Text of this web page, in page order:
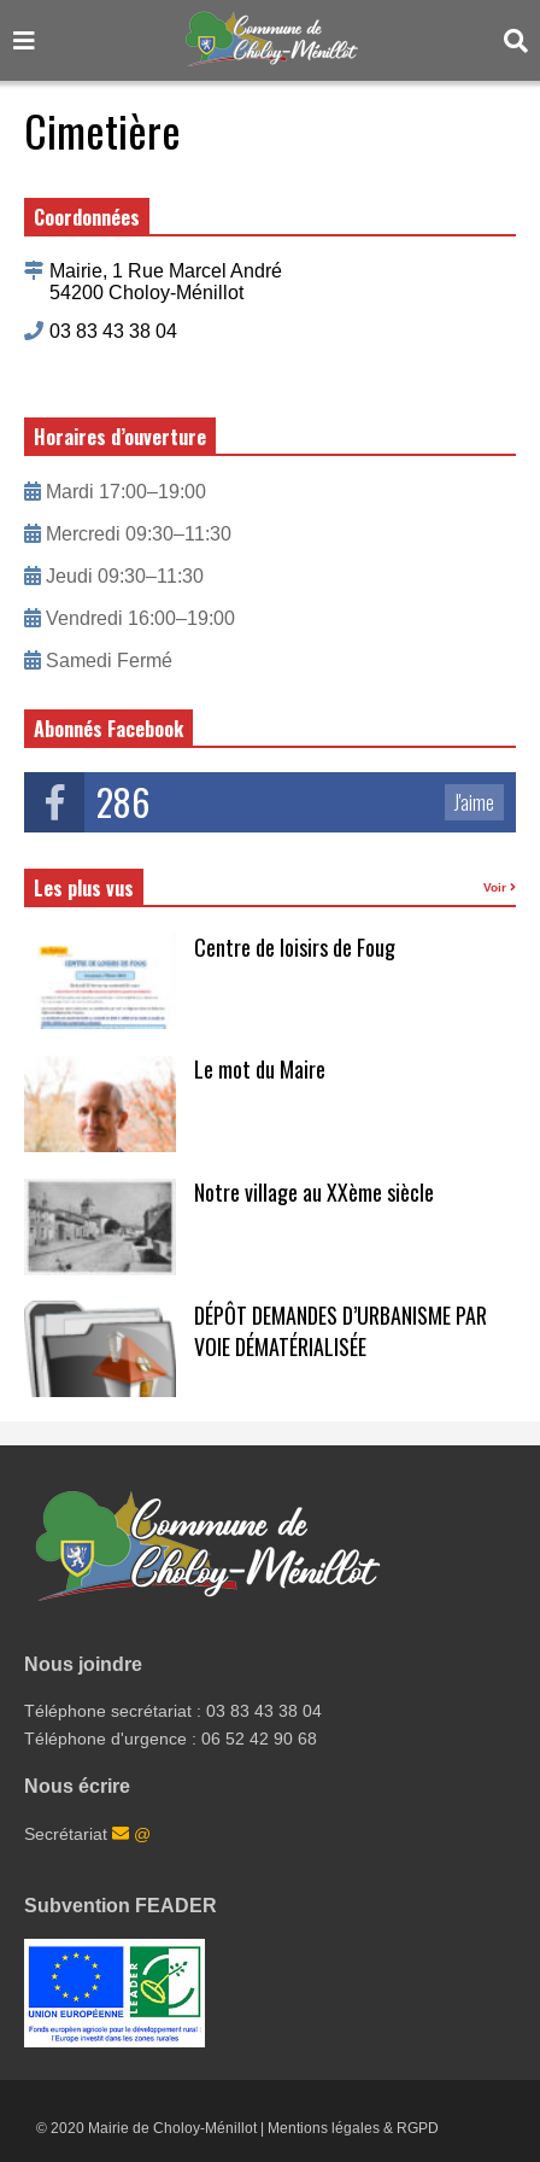
Cimetière
Coordonnées
Mairie, 1 Rue Marcel André
54200 Choloy-Ménillot
03 83 43 38 04
Horaires d’ouverture
Mardi 17:00–19:00
Mercredi 09:30–11:30
Jeudi 09:30–11:30
Vendredi 16:00–19:00
Samedi Fermé
Abonnés Facebook
286 J'aime
Les plus vus Voir
Centre de loisirs de Foug
Le mot du Maire
Notre village au XXème siècle
DÉPÔT DEMANDES D’URBANISME PAR
VOIE DÉMATÉRIALISÉE
Nous joindre
Téléphone secrétariat : 03 83 43 38 04
Téléphone d'urgence : 06 52 42 90 68
Nous écrire
Secrétariat @
Subvention FEADER
© 2020 Mairie de Choloy-Ménillot | Mentions légales & RGPD